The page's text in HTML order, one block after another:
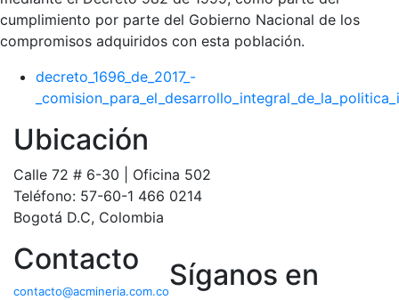
cumplimiento por parte del Gobierno Nacional de los
compromisos adquiridos con esta población.
decreto_1696_de_2017_-
Ubicación
Calle 72 # 6-30 | Oficina 502
Teléfono: 57-60-1 466 0214
Bogotá D.C, Colombia
Contacto
contacto@acmineria.com.coSíganos en